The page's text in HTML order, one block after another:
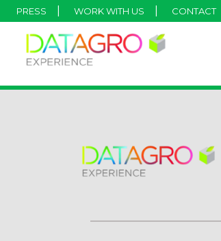
PRESS WORK WITH US CONTACT